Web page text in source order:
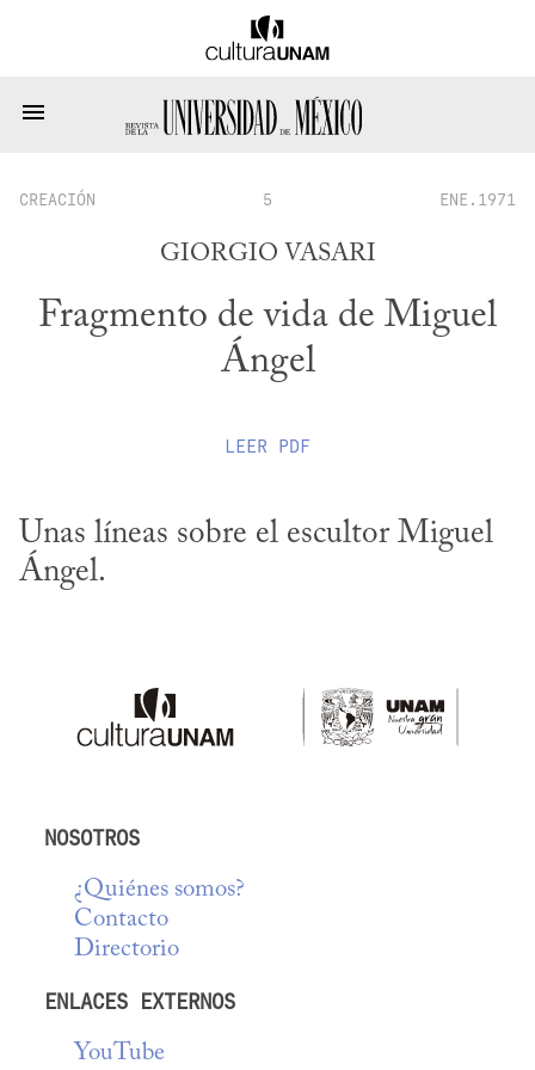
CREACIÓN 5 ENE.1971
GIORGIO VASARI
Fragmento de vida de Miguel
Ángel
LEER PDF
Unas líneas sobre el escultor Miguel
Ángel.
NOSOTROS
¿Quiénes somos?
Contacto
Directorio
ENLACES EXTERNOS
YouTube